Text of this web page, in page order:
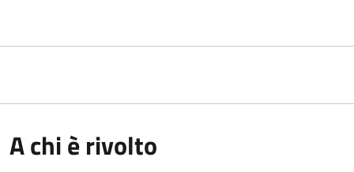
A chi è rivolto